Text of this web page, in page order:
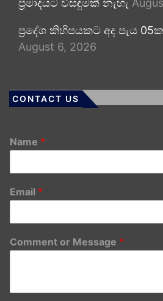
ප්‍රමාදයට විසඳුමක් නැහැ
ප්‍රදේශ කිහිපයකට අද පැය
August 6, 2026
CONTACT US
Name *
Email *
Comment or Message *